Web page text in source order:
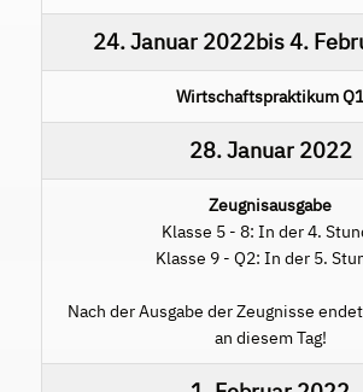
24. Januar 2022bis4.
Wirtschaftspraktikum Q1
28. Januar 2022
Zeugnisausgabe
Klasse 5 - 8: In der 4.
Klasse 9 - Q2: In der 5.
Nach der Ausgabe der Zeugnisse
an diesem Tag!